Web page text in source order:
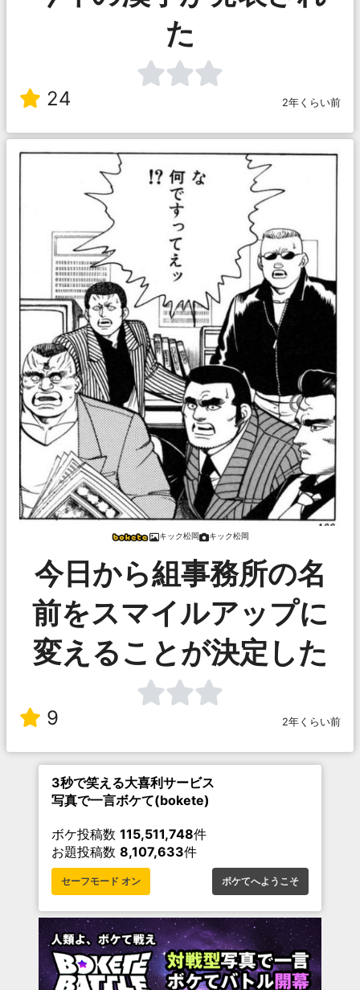
た
24 2年くらい前
キック松岡 キック松岡
今日から組事務所の名
前をスマイルアップに
変えることが決定した
9 2年くらい前
3秒で笑える大喜利サービス
写真で一言ボケて(bokete)
ボケ投稿数 115,511,748件
お題投稿数 8,107,633件
セーフモード オン ボケてへようこそ